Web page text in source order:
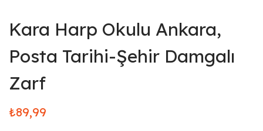
Kara Harp Okulu Ankara,
Posta Tarihi-Şehir Damgalı
Zarf
₺89,99